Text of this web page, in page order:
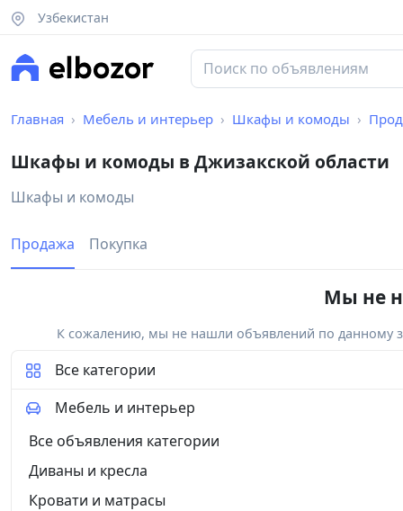
Узбекистан
Главная Мебель и интерьер Шкафы и комоды
Шкафы и комоды в Джизакской области
Шкафы и комоды
Продажа Покупка
Мы не
К сожалению, мы не нашли объявлений по данному
Все категории
Мебель и интерьер
Все объявления категории
Диваны и кресла
Кровати и матрасы